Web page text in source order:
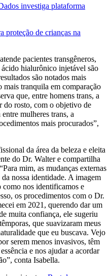
investiga plataforma
proteção de crianças na
pacientes transgêneros,
hialurônico injetável são
são notados mais
mais tranquila em comparação
que, entre homens trans, a
do rosto, com o objetivo de
mulheres trans, a
mais procurados”,
da área da beleza e eleita
do Dr. Walter e compartilha
mim, as mudanças externas
nossa identidade. A imagem
como nos identificamos e
os procedimentos com o Dr.
em 2021, querendo dar um
muita confiança, ele sugeriu
que suavizaram meus
que eu buscava. Vejo
serem menos invasivos, têm
e nos ajudar a acordar
conta Isabella.